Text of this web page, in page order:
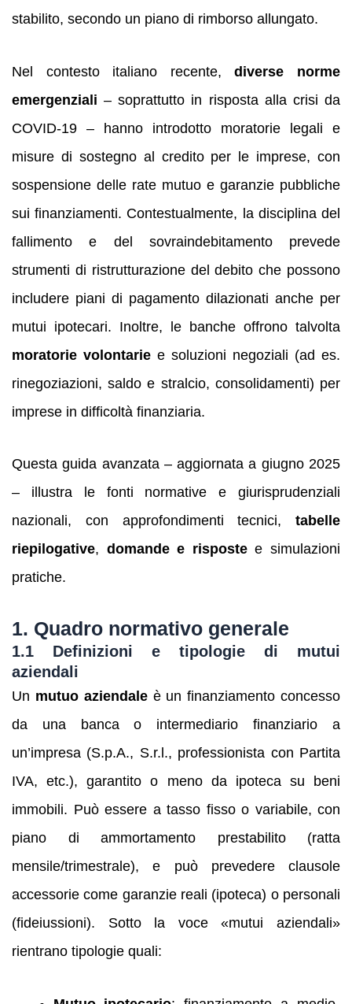
stabilito, secondo un piano di rimborso allungato.
Nel contesto italiano recente,diverse norme
emergenziali – soprattutto in risposta alla crisi da
COVID-19 – hanno introdotto moratorie legali e
misure di sostegno al credito per le imprese, con
sospensione delle rate mutuo e garanzie pubbliche
sui finanziamenti. Contestualmente, la disciplina del
fallimento e del sovraindebitamento prevede
strumenti di ristrutturazione del debito che possono
includere piani di pagamento dilazionati anche per
mutui ipotecari. Inoltre, le banche offrono talvolta
moratorie volontarie e soluzioni negoziali (ad es.
rinegoziazioni, saldo e stralcio, consolidamenti) per
imprese in difficoltà finanziaria.
Questa guida avanzata – aggiornata a giugno 2025
– illustra le fonti normative e giurisprudenziali
nazionali, con approfondimenti tecnici, tabelle
riepilogative, domande e rispostee simulazioni
pratiche.
1. Quadro normativo generale
1.1 Definizioni e tipologie di mutui
aziendali
Un mutuo aziendaleè un finanziamento concesso
da una banca o intermediario finanziario a
un’impresa (S.p.A., S.r.l., professionista con Partita
IVA, etc.), garantito o meno da ipoteca su beni
immobili. Può essere a tasso fisso o variabile, con
piano di ammortamento prestabilito (ratta
mensile/trimestrale), e può prevedere clausole
accessorie come garanzie reali (ipoteca) o personali
(fideiussioni). Sotto la voce «mutui aziendali»
rientrano tipologie quali: